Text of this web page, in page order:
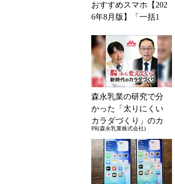
おすすめスマホ【202
6年8月版】「一括1
得なiPhone／...
森永乳業の研究で分
かった「太りにくい
カラダづくり」のカ
ギとは？
PR(森永乳業株式会社)